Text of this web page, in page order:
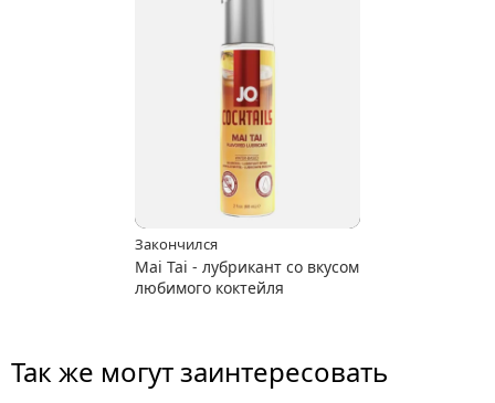
Закончился
Mai Tai - лубрикант со вкусом
любимого коктейля
Так же могут заинтересовать